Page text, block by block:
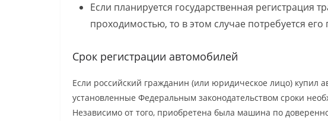
Если планируется государственная регистрация
проходимостью, то в этом случае потребуется
Срок регистрации автомобилей
Если российский гражданин (или юридическое лицо) купил
установленные Федеральным законодательством сроки
Независимо от того, приобретена была машина по